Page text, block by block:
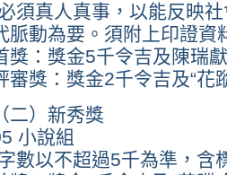
須真人真事，以能反映
脈動為要。須附上印證資
獎：獎金5千令吉及陳瑞
審獎：獎金2千令吉及“花
（二）新秀獎
小說組
數以不超過5千為準，含